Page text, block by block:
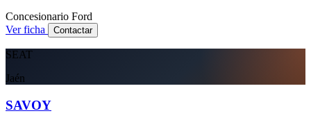
Concesionario Ford
Ver ficha
Contactar
SEAT
Jaén
SAVOY